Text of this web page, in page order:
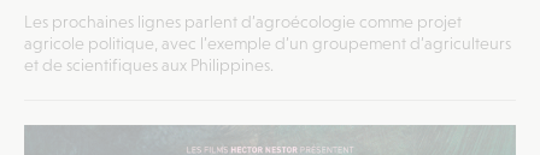
Les prochaines lignes parlent d’agroécologie comme projet
agricole politique, avec l’exemple d’un groupement d’agriculteurs
et de scientifiques aux Philippines.